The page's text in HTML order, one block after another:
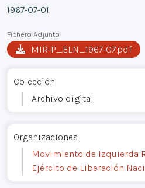
1967-07-01
Fichero Adjunto
MIR-P_ELN_1967-07.pdf
Colección
Archivo digital
Organizaciones
Movimiento de Izquierda
Ejército de Liberación